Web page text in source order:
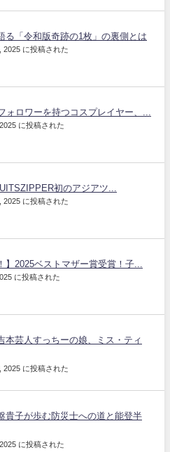
る「令和版奇跡の1枚」の裏側とは
2025 に投稿された
ォロワーを持つコスプレイヤー、...
に投稿された
初のアジアツ...
2025 に投稿された
】2025ベストマザー賞受賞！子...
に投稿された
本芸人すっちーの娘、ミス・ティ
2025 に投稿された
貴子が歩む防災士への道と能登半
に投稿された